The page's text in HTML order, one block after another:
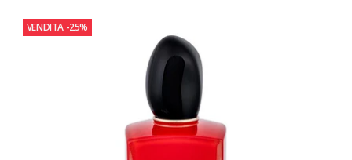
VENDITA -25%